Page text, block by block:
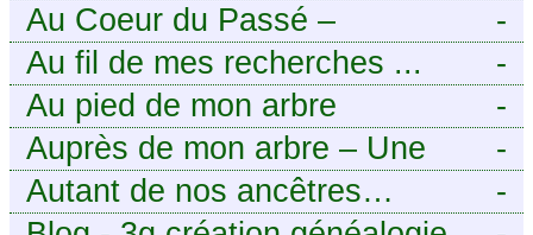
-
Au Coeur du Passé –
Généalogie Familiale
-
Au fil de mes recherches ...
-
Au pied de mon arbre
-
Auprès de mon arbre – Une
histoire de racines
-
Autant de nos ancêtres…